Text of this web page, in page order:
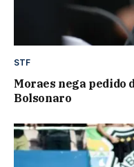
STF
Moraes nega pedido
Bolsonaro